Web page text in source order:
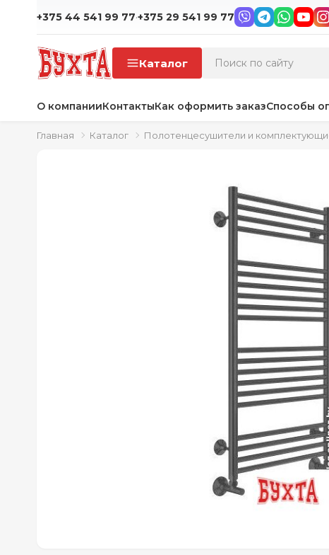
+375 44 541 99 77·+375 29 541 99 77
Каталог
О компанииКонтактыКак оформить заказСпособы
Главная Каталог Полотенцесушители и